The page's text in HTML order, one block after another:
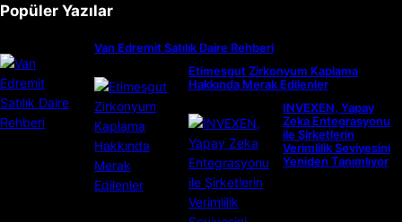
Popüler Yazılar
Van Edremit Satılık Daire Rehberi
Etimesgut Zirkonyum Kaplama
Hakkında Merak Edilenler
INVEXEN, Yapay
Zeka Entegrasyonu
ile Şirketlerin
Verimlilik Seviyesini
Yeniden Tanımlıyor